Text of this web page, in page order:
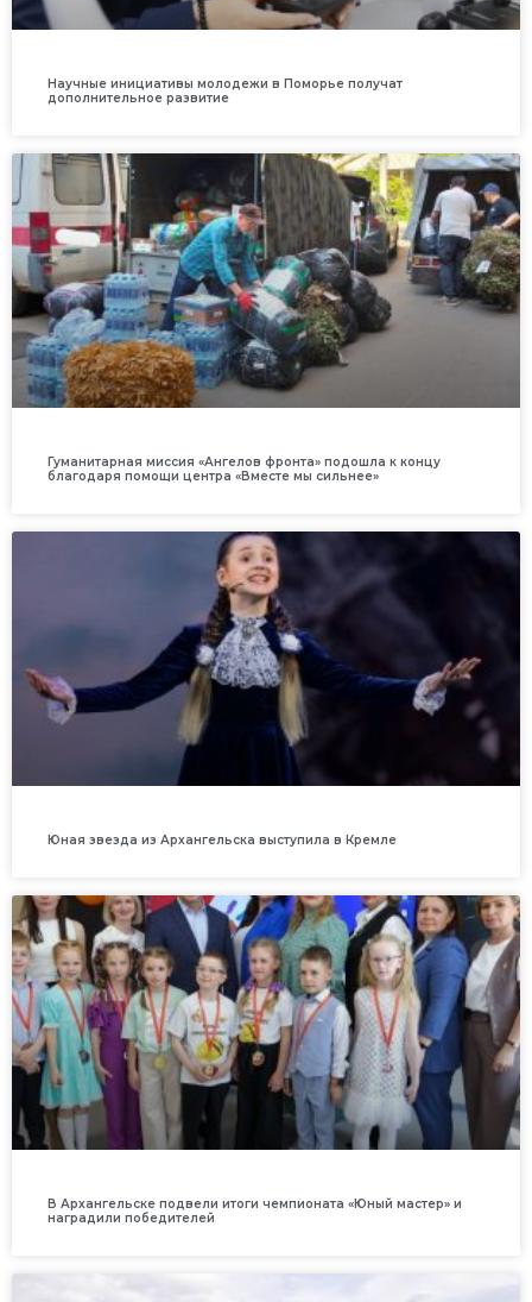
Научные инициативы молодежи в Поморье получат
дополнительное развитие
Гуманитарная миссия «Ангелов фронта» подошла к концу
благодаря помощи центра «Вместе мы сильнее»
Юная звезда из Архангельска выступила в Кремле
В Архангельске подвели итоги чемпионата «Юный мастер» и
наградили победителей